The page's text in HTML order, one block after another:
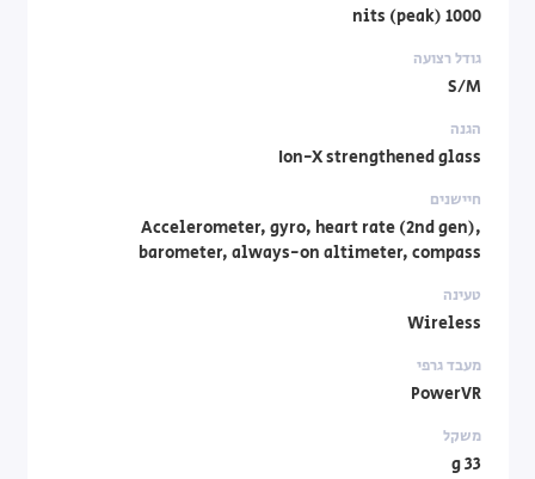
1000 nits (peak)
גודל רצועה
S/M
הגנה
Ion-X strengthened glass
חיישנים
Accelerometer, gyro, heart rate (2nd gen),
barometer, always-on altimeter, compass
טעינה
Wireless
מעבד גרפי
PowerVR
משקל
33 g